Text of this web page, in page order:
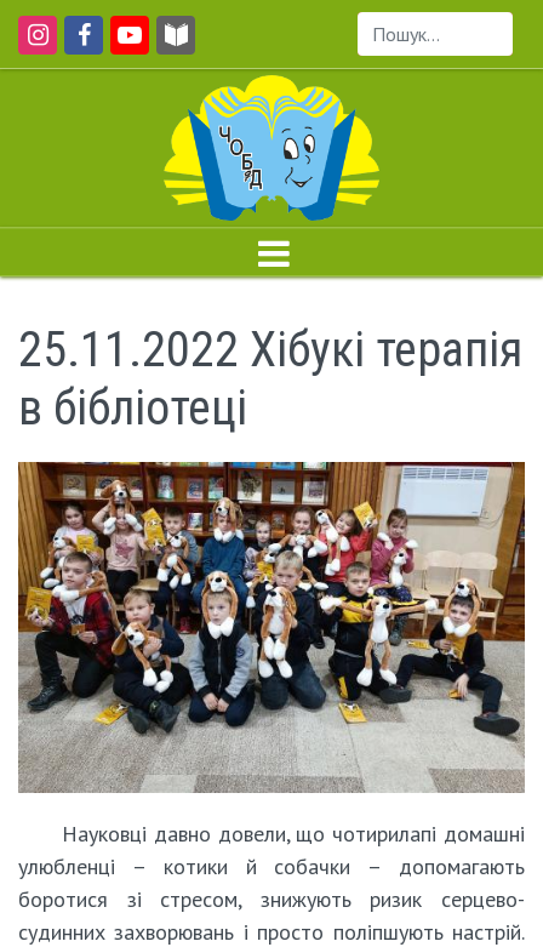
Пошук...
25.11.2022 Хібукі терапія
в бібліотеці
Науковці давно довели, що чотирилапі домашні
улюбленці – котики й собачки – допомагають
боротися зі стресом, знижують ризик серцево-
судинних захворювань і просто поліпшують настрій.